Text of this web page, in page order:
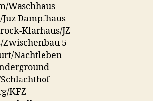
Waschhaus
Dampfhaus
Klarhaus/JZ
Zwischenbau 5
Nachtleben
KFZ